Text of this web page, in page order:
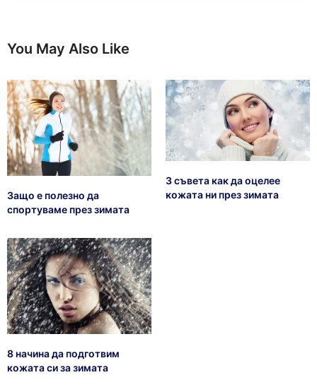
You May Also Like
Защо е полезно да
спортуваме през зимата
3 съвета как да оцелее
кожата ни през зимата
8 начина да подготвим
кожата си за зимата